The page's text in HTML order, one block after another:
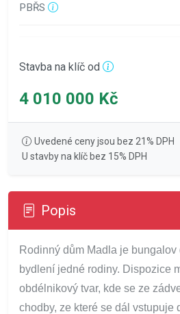
PBŘS
Stavba na klíč od
4 010 000 Kč
Uvedené ceny jsou bez 21% DPH
U stavby na klíč bez 15% DPH
Popis
Rodinný dům Madla je
bydlení jedné rodiny. Dispozice
obdélnikový tvar, kde se ze
chodby, ze které se dál vstupuje